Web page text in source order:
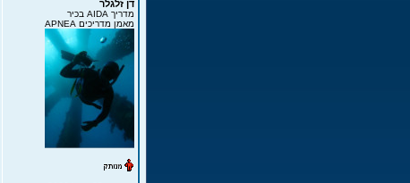
דן זלגלר
מדריך AIDA בכיר
מאמן מדריכים APNEA